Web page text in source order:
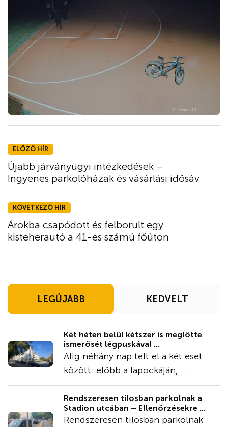
ELŐZŐ HÍR
Újabb járványügyi intézkedések –
Ingyenes parkolóházak és vásárlási idősáv
KÖVETKEZŐ HÍR
Árokba csapódott és felborult egy
kisteherautó a 41-es számú főúton
LEGÚJABB KEDVELT
Két héten belül kétszer is meglőtte
ismerősét légpuskával ...
Alig néhány nap telt el a két eset
között: előbb a lapockáján, ...
Rendszeresen tilosban parkolnak a
Stadion utcában – Ellenőrzésekre ...
Rendszeresen tilosban parkolnak